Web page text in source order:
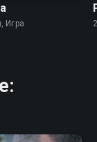
Игра